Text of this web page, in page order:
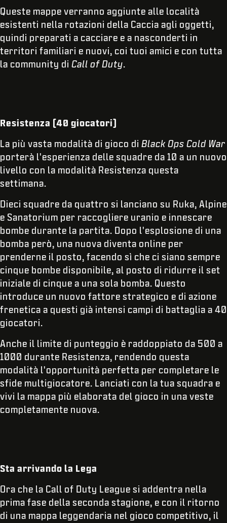
Queste mappe verranno aggiunte alle località
esistenti nella rotazioni della Caccia agli oggetti,
quindi preparati a cacciare e a nasconderti in
territori familiari e nuovi, coi tuoi amici e con tutta
la community di Call of Duty.
Resistenza (40 giocatori)
La più vasta modalità di gioco di Black Ops Cold War
porterà l'esperienza delle squadre da 10 a un nuovo
livello con la modalità Resistenza questa
settimana.
Dieci squadre da quattro si lanciano su Ruka, Alpine
e Sanatorium per raccogliere uranio e innescare
bombe durante la partita. Dopo l'esplosione di una
bomba però, una nuova diventa online per
prenderne il posto, facendo sì che ci siano sempre
cinque bombe disponibile, al posto di ridurre il set
iniziale di cinque a una sola bomba. Questo
introduce un nuovo fattore strategico e di azione
frenetica a questi già intensi campi di battaglia a 40
giocatori.
Anche il limite di punteggio è raddoppiato da 500 a
1000 durante Resistenza, rendendo questa
modalità l'opportunità perfetta per completare le
sfide multigiocatore. Lanciati con la tua squadra e
vivi la mappa più elaborata del gioco in una veste
completamente nuova.
Sta arrivando la Lega
Ora che la Call of Duty League si addentra nella
prima fase della seconda stagione, e con il ritorno
di una mappa leggendaria nel gioco competitivo, il